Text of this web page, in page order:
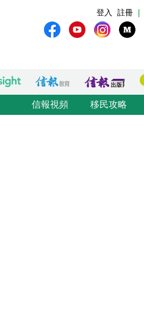
註冊
登入
信報視頻 移民攻略